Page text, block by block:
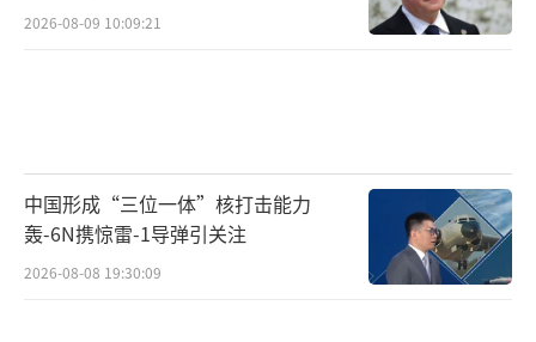
2026-08-09 10:09:21
中国形成“三位一体”核打击能力
轰-6N携惊雷-1导弹引关注
2026-08-08 19:30:09